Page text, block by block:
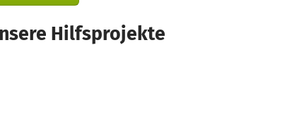
Hilfsprojekte